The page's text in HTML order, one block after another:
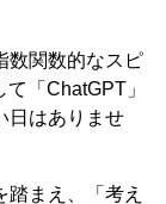
数関数的なスピ
「ChatGPT」
日はありませ
まえ、「考え